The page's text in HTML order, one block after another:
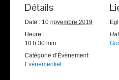
Détails
Date : 10 novembre 2019
Heure :
10 h 30 min
Catégorie d’Évènement:
Evénementiel